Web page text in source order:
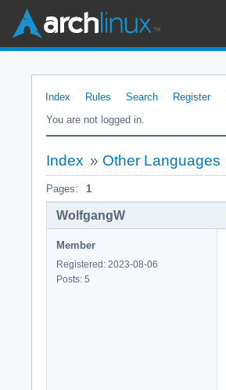
Index Rules Search Register
You are not logged in.
Index » Other Languages
Pages: 1
WolfgangW
Member
Registered: 2023-08-06
Posts: 5